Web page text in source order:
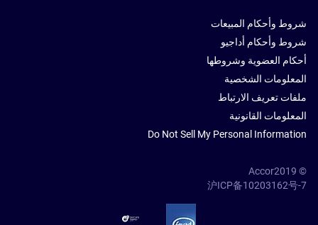
شروط وأحكام المبيعات
شروط وأحكام أداجيو
أحكام العضوية وشروطها
المعلومات الشخصية
ملفات تعريف الارتباط
المعلومات القانونية
Do Not Sell My Personal Information
© Accor2019
沪ICP备10203162号-7